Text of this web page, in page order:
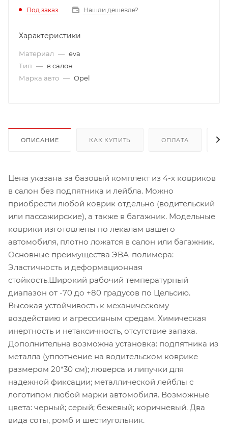
Под заказ Нашли дешевле?
Характеристики
Материал — eva
Тип — в салон
Марка авто — Opel
ОПИСАНИЕ КАК КУПИТЬ ОПЛАТА
Цена указана за базовый комплект из 4-х ковриков
в салон без подпятника и лейбла. Можно
приобрести любой коврик отдельно (водительский
или пассажирские), а также в багажник. Модельные
коврики изготовлены по лекалам вашего
автомобиля, плотно ложатся в салон или багажник.
Основные преимущества ЭВА-полимера:
Эластичность и деформационная
стойкость.Широкий рабочий температурный
диапазон от -70 до +80 градусов по Цельсию.
Высокая устойчивость к механическому
воздействию и агрессивным средам. Химическая
инертность и нетаксичность, отсутствие запаха.
Дополнительна возможна установка: подпятника из
металла (уплотнение на водительском коврике
размером 20*30 см); люверса и липучки для
надежной фиксации; металлической лейблы с
логотипом любой марки автомобиля. Возможные
цвета: черный; серый; бежевый; коричневый. Два
вида соты, ромб и шестиугольник.